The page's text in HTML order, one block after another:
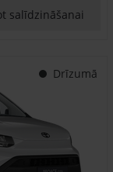
salīdzināšanai
Drīzumā